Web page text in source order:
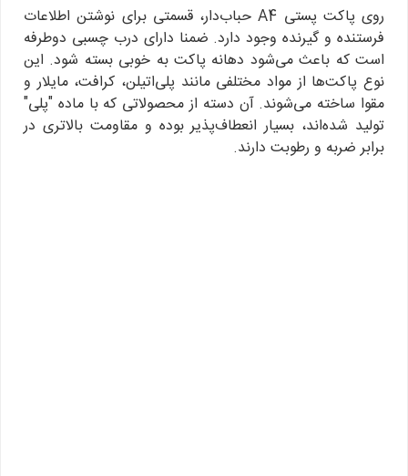
روی پاکت پستی A4 حباب‌دار، قسمتی برای نوشتن اطلاعات
فرستنده و گیرنده وجود دارد. ضمنا دارای درب چسبی دوطرفه
است که باعث می‌شود دهانه پاکت به خوبی بسته شود. این
نوع پاکت‌ها از مواد مختلفی مانند پلی‌اتیلن، کرافت، مایلار و
مقوا ساخته می‌شوند. آن دسته از محصولاتی که با ماده "پلی"
تولید شده‌اند، بسیار انعطاف‌پذیر بوده و مقاومت بالاتری در
برابر ضربه و رطوبت دارند.